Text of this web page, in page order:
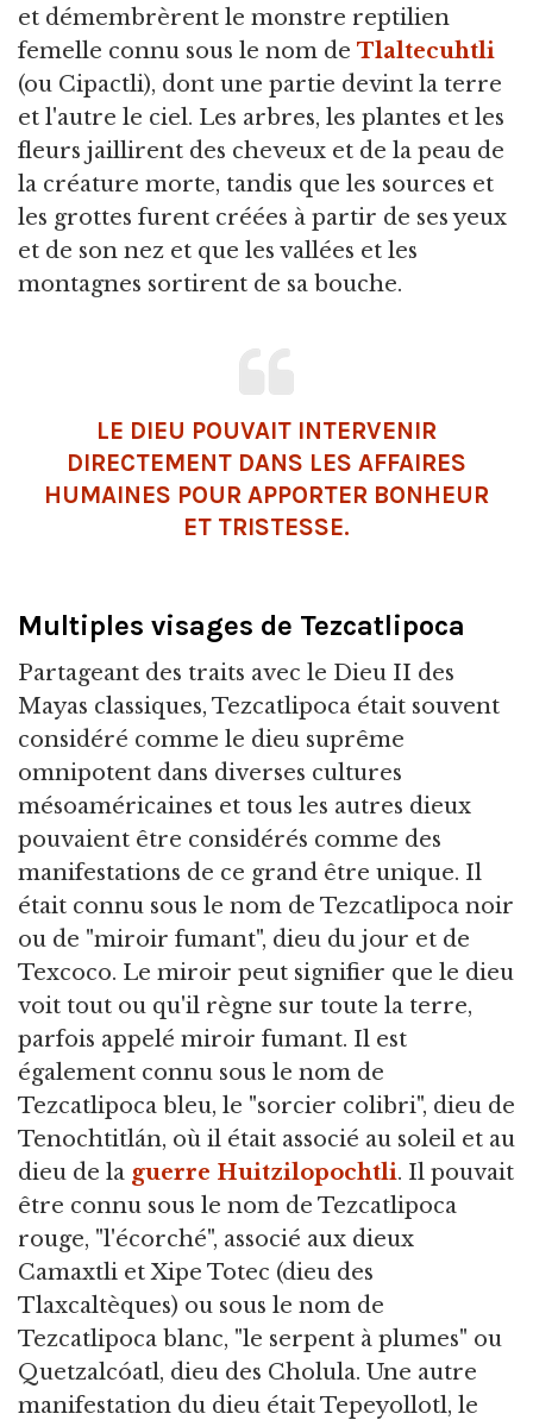
et démembrèrent le monstre reptilien
femelle connu sous le nom de Tlaltecuhtli
(ou Cipactli), dont une partie devint la terre
et l'autre le ciel. Les arbres, les plantes et les
fleurs jaillirent des cheveux et de la peau de
la créature morte, tandis que les sources et
les grottes furent créées à partir de ses yeux
et de son nez et que les vallées et les
montagnes sortirent de sa bouche.
LE DIEU POUVAIT INTERVENIR
DIRECTEMENT DANS LES AFFAIRES
HUMAINES POUR APPORTER BONHEUR
ET TRISTESSE.
Multiples visages de Tezcatlipoca
Partageant des traits avec le Dieu II des
Mayas classiques, Tezcatlipoca était souvent
considéré comme le dieu suprême
omnipotent dans diverses cultures
mésoaméricaines et tous les autres dieux
pouvaient être considérés comme des
manifestations de ce grand être unique. Il
était connu sous le nom de Tezcatlipoca noir
ou de "miroir fumant", dieu du jour et de
Texcoco. Le miroir peut signifier que le dieu
voit tout ou qu'il règne sur toute la terre,
parfois appelé miroir fumant. Il est
également connu sous le nom de
Tezcatlipoca bleu, le "sorcier colibri", dieu de
Tenochtitlán, où il était associé au soleil et au
dieu de la guerre Huitzilopochtli. Il pouvait
être connu sous le nom de Tezcatlipoca
rouge, "l'écorché", associé aux dieux
Camaxtli et Xipe Totec (dieu des
Tlaxcaltèques) ou sous le nom de
Tezcatlipoca blanc, "le serpent à plumes" ou
Quetzalcóatl, dieu des Cholula. Une autre
manifestation du dieu était Tepeyollotl, le